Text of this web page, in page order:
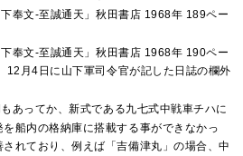
奉文-至誠通天」秋田書店 1968年 189ペー
奉文-至誠通天」秋田書店 1968年 190ペー
12月4日に山下軍司令官が記した日誌の欄外
あってか、新式である九七式中戦車チハに
船内の格納庫に搭載する事ができなかっ
れており、例えば「吉備津丸」の場合、中